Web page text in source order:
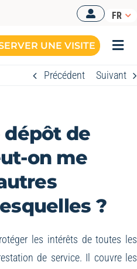
FR
UNE VISITE
Précédent Suivant
dépôt de
on me
?
les intérêts de toutes les
de service. Il couvre les